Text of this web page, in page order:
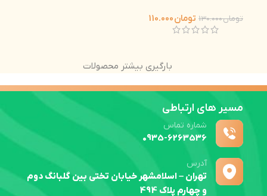
تومان130.000 تومان
بارگیری بیشتر محصولات
مسیر های ارتباطی
شماره تماس
0935-6263536
آدرس
تهران – اسلامشهر خیابان تختی بین گلبانگ دوم
و چهارم پلاک 494